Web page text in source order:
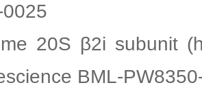
20S β2i subunit
BML-